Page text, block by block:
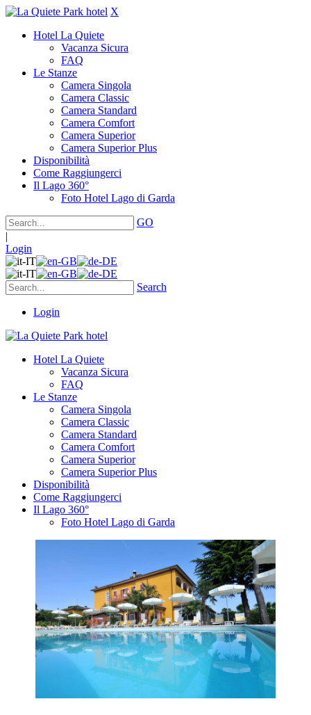
X
Hotel La Quiete
Vacanza Sicura
FAQ
Le Stanze
Camera Singola
Camera Classic
Camera Standard
Camera Comfort
Camera Superior
Camera Superior Plus
Disponibilità
Come Raggiungerci
Il Lago 360°
Foto Hotel Lago di Garda
GO
|
Login
Search
Login
Hotel La Quiete
Vacanza Sicura
FAQ
Le Stanze
Camera Singola
Camera Classic
Camera Standard
Camera Comfort
Camera Superior
Camera Superior Plus
Disponibilità
Come Raggiungerci
Il Lago 360°
Foto Hotel Lago di Garda